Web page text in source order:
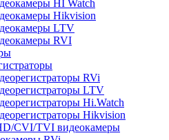
HI Watch
Hikvision
LTV
RVI
RVi
LTV
Hi.Watch
Hikvision
CVI/TVI видеокамеры